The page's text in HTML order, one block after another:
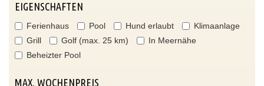
EIGENSCHAFTEN
Ferienhaus Pool Hund erlaubt
Klimaanlage
Grill
Golf (max. 25 km)
In Meernähe
Beheizter Pool
MAX. WOCHENPREIS